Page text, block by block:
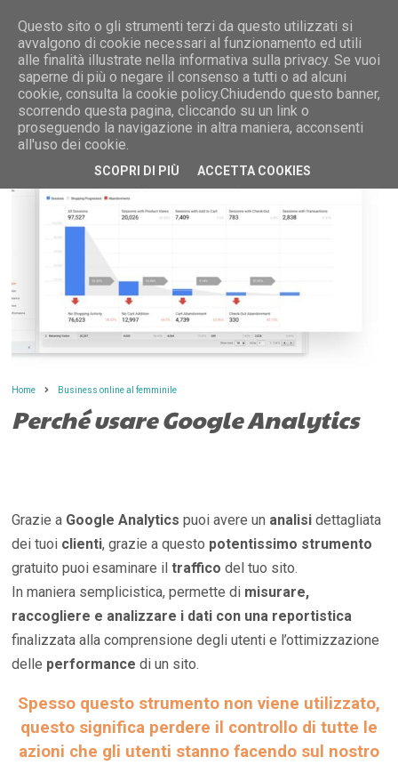
MENU
Home Business online al femminile
Perché usare Google Analytics
Grazie a Google Analytics puoi avere un analisidettagliata
dei tuoi clienti, grazie a questo potentissimo strumento
gratuito puoi esaminare iltrafficodel tuo sito.
In maniera semplicistica, permette di misurare,
raccogliere e analizzare i dati con una reportistica
finalizzata alla comprensione degli utenti e l’ottimizzazione
delle performancedi un sito.
Spesso questo strumento non viene utilizzato,
questo significa perdere il controllo di tutte le
azioni che gli utenti stanno facendo sul nostro
Questo sito o gli strumenti terzi da questo utilizzati si
avvalgono di cookie necessari al funzionamento ed utili
alle finalità illustrate nella informativa sulla privacy. Se vuoi
saperne di più o negare il consenso a tutti o ad alcuni
cookie, consulta la cookie policy.Chiudendo questo banner,
scorrendo questa pagina, cliccando su un link o
proseguendo la navigazione in altra maniera, acconsenti
all'uso dei cookie.
SCOPRI DI PIÙ ACCETTA COOKIES